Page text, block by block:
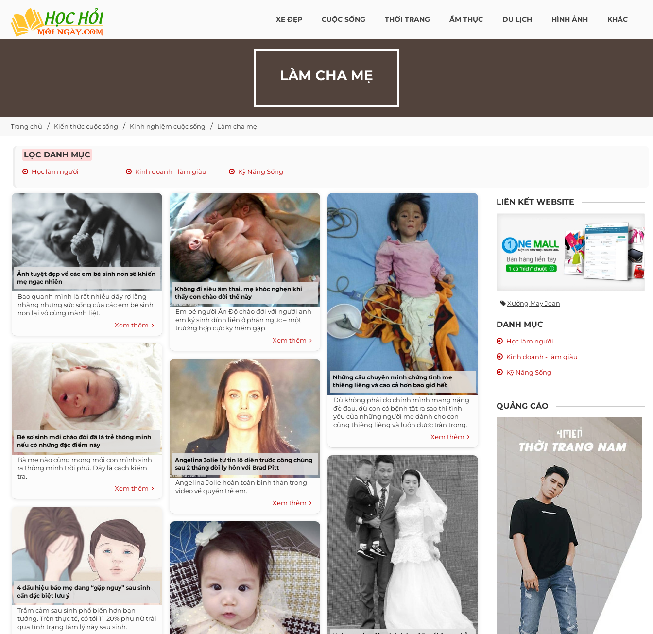
XE ĐẸP CUỘC SỐNG THỜI TRANG ẨM THỰC DU LỊCH HÌNH ẢNH KHÁC
LÀM CHA MẸ
Trang chủ Kiến thức cuộc sống Kinh nghiệm cuộc sống Làm cha mẹ
LỌC DANH MỤC
Học làm người Kinh doanh - làm giàu Kỹ Năng Sống
Ảnh tuyệt đẹp về các em bé sinh non sẽ khiến
mẹ ngạc nhiên
Bao quanh mình là rất nhiều dây rợ lằng
nhằng nhưng sức sống của các em bé sinh
non lại vô cùng mãnh liệt.
Xem thêm
Bé sơ sinh mới chào đời đã là trẻ thông minh
nếu có những đặc điểm này
Bà mẹ nào cũng mong mỏi con mình sinh
ra thông minh trời phú. Đây là cách kiểm
tra.
Xem thêm
4 dấu hiệu báo mẹ đang “gặp nguy” sau sinh
cần đặc biệt lưu ý
Trầm cảm sau sinh phổ biến hơn bạn
tưởng. Trên thực tế, có tới 11-20% phụ nữ trải
qua tình trạng tâm lý này sau sinh.
Không đi siêu âm thai, mẹ khóc nghẹn khi
thấy con chào đời thế này
Em bé người Ấn Độ chào đời với người anh
em ký sinh dính liền ở phần ngực – một
trường hợp cực kỳ hiếm gặp.
Xem thêm
Angelina Jolie tự tin lộ diện trước công chúng
sau 2 tháng đòi ly hôn với Brad Pitt
Angelina Jolie hoàn toàn bình thản trong
video về quyền trẻ em.
Xem thêm
Những câu chuyện minh chứng tình mẹ
thiêng liêng và cao cả hơn bao giờ hết
Dù không phải do chính mình mạng nặng
đẻ đau, dù con có bệnh tật ra sao thì tình
yêu của những người mẹ dành cho con
cũng thiêng liêng và luôn được trân trọng.
Xem thêm
LIÊN KẾT WEBSITE
Xưởng May Jean
DANH MỤC
Học làm người
Kinh doanh - làm giàu
Kỹ Năng Sống
QUẢNG CÁO